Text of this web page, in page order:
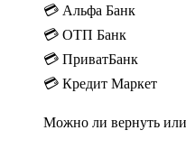
💳 Альфа Банк
💳 ОТП
💳 ПриватБанк
💳 Кредит Маркет
Можно ли вернуть или